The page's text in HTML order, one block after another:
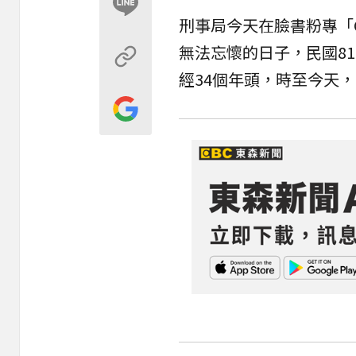
刑事局今天在臉書粉專
無法忘懷的日子，民國
經34個年頭，時至今天